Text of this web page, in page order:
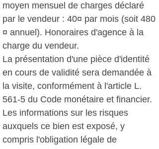
moyen mensuel de charges déclaré
par le vendeur : 40¤ par mois (soit 480
¤ annuel). Honoraires d'agence à la
charge du vendeur.
La présentation d'une pièce d'identité
en cours de validité sera demandée à
la visite, conformément à l'article L.
561-5 du Code monétaire et financier.
Les informations sur les risques
auxquels ce bien est exposé, y
compris l'obligation légale de